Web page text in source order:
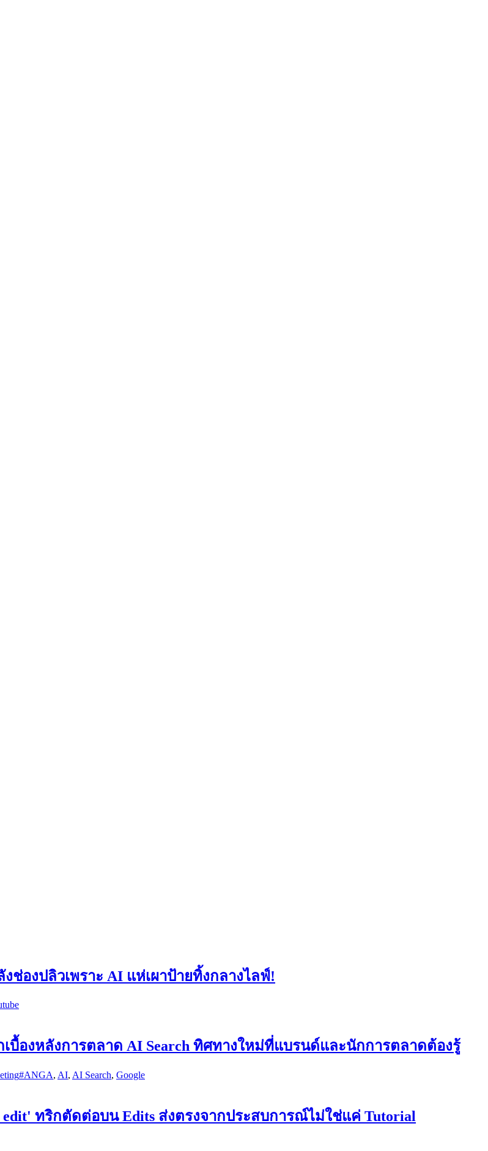
ช่องปลิวเพราะ AI แห่เผาป้ายทิ้งกลางไลฟ์!
บื้องหลังการตลาด AI Search ทิศทางใหม่ที่แบรนด์และนักการตลาดต้องรู้
#ANGA, AI, AI Search, Google
edit' ทริกตัดต่อบน Edits ส่งตรงจากประสบการณ์ไม่ใช่แค่ Tutorial